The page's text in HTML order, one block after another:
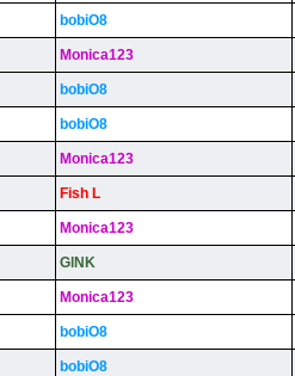
bobiO8
Monica123
bobiO8
bobiO8
Monica123
Fish L
Monica123
GlNK
Monica123
bobiO8
bobiO8